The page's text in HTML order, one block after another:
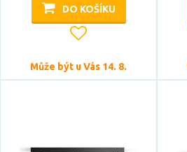
DO KOŠÍKU
Může být u Vás 14. 8.